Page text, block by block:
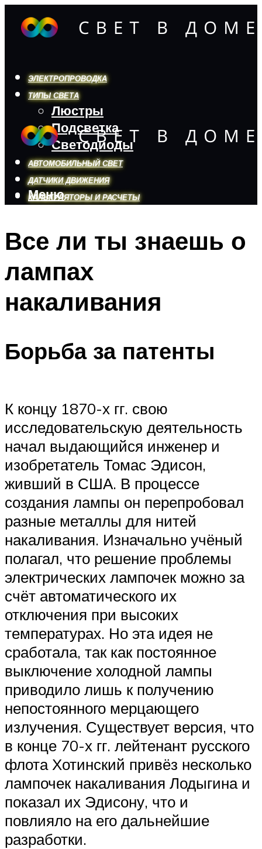
ЭЛЕКТРОПРОВОДКА
ТИПЫ СВЕТА
Люстры
Подсветка
Светодиоды
АВТОМОБИЛЬНЫЙ СВЕТ
ДАТЧИКИ ДВИЖЕНИЯ
КАЛЬКУЛЯТОРЫ И РАСЧЕТЫ
Меню
Меню
Все ли ты знаешь о
лампах
накаливания
Борьба за патенты
К концу 1870-х гг. свою
исследовательскую деятельность
начал выдающийся инженер и
изобретатель Томас Эдисон,
живший в США. В процессе
создания лампы он перепробовал
разные металлы для нитей
накаливания. Изначально учёный
полагал, что решение проблемы
электрических лампочек можно за
счёт автоматического их
отключения при высоких
температурах. Но эта идея не
сработала, так как постоянное
выключение холодной лампы
приводило лишь к получению
непостоянного мерцающего
излучения. Существует версия, что
в конце 70-х гг. лейтенант русского
флота Хотинский привёз несколько
лампочек накаливания Лодыгина и
показал их Эдисону, что и
повлияло на его дальнейшие
разработки.